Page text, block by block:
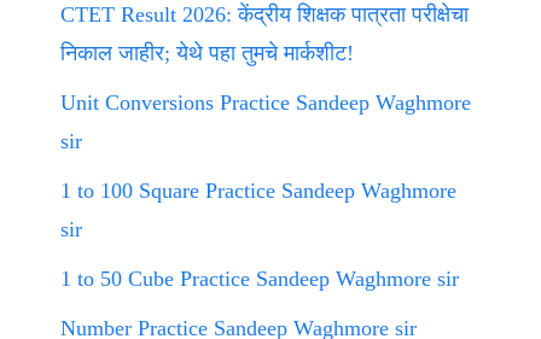
CTET Result 2026: केंद्रीय शिक्षक पात्रता परीक्षेचा
निकाल जाहीर; येथे पहा तुमचे मार्कशीट!
Unit Conversions Practice Sandeep Waghmore
sir
1 to 100 Square Practice Sandeep Waghmore
sir
1 to 50 Cube Practice Sandeep Waghmore sir
Number Practice Sandeep Waghmore sir